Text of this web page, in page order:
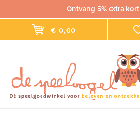
Ontvang 5% extra
€ 0,00